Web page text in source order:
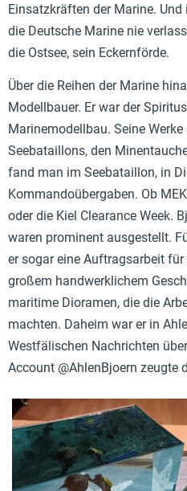
Einsatzkräften der Marine.
die Deutsche Marine nie
die Ostsee, sein Eckernförde.
Über die Reihen der Marine
Modellbauer. Er war der
Marinemodellbau. Seine
Seebataillons, den
fand man im Seebataillon, in
Kommandoübergaben. Ob
oder die Kiel Clearance Week.
waren prominent ausgestellt.
er sogar eine Auftragsarbeit
großem handwerklichem
maritime Dioramen, die die
machten. Daheim war er in
Westfälischen Nachrichten
Account @AhlenBjoern zeugte